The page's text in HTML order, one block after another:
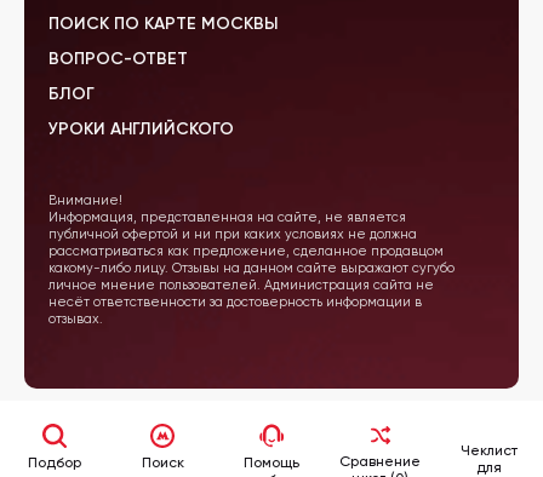
ПОИСК ПО КАРТЕ МОСКВЫ
ВОПРОС-ОТВЕТ
БЛОГ
УРОКИ АНГЛИЙСКОГО
Внимание!
Информация, представленная на сайте, не является
публичной офертой и ни при каких условиях не должна
рассматриваться как предложение, сделанное продавцом
какому-либо лицу. Отзывы на данном сайте выражают сугубо
личное мнение пользователей. Администрация сайта не
несёт ответственности за достоверность информации в
отзывах.
Подбор
Поиск
Помощь
Сравнение
Чеклист
для